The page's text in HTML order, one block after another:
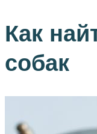
Как
собак